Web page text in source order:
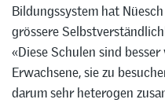
Bildungssystem hat
grössere
«Diese Schulen sind
Erwachsene, sie zu
darum sehr heterogen